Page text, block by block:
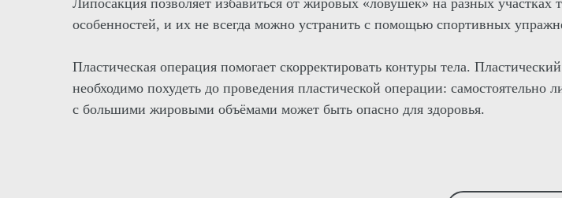
Липосакция позволяет избавиться от жировых «ловушек» на разных участках
особенностей, и их не всегда можно устранить с помощью спортивных
Пластическая операция помогает скорректировать контуры тела.
необходимо похудеть до проведения пластической операции:
с большими жировыми объёмами может быть опасно для здоровья.